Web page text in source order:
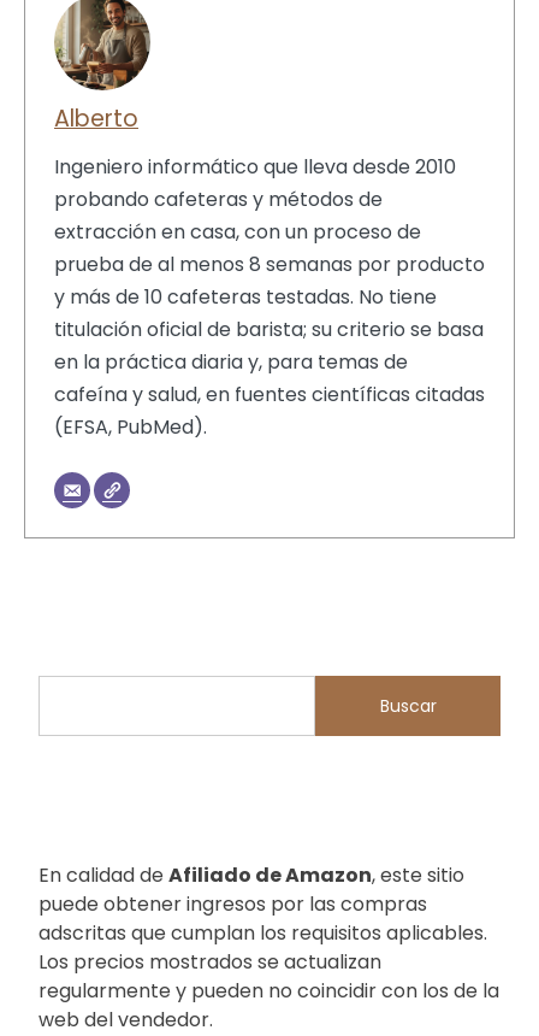
Alberto
Ingeniero informático que lleva desde 2010
probando cafeteras y métodos de
extracción en casa, con un proceso de
prueba de al menos 8 semanas por producto
y más de 10 cafeteras testadas. No tiene
titulación oficial de barista; su criterio se basa
en la práctica diaria y, para temas de
cafeína y salud, en fuentes científicas citadas
(EFSA, PubMed).
Buscar
En calidad de Afiliado de Amazon, este sitio
puede obtener ingresos por las compras
adscritas que cumplan los requisitos aplicables.
Los precios mostrados se actualizan
regularmente y pueden no coincidir con los de la
web del vendedor.